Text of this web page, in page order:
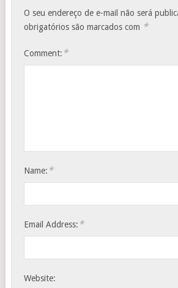
O seu endereço de e-mail não será
obrigatórios são marcados com *
Comment: *
Name: *
Email Address: *
Website: